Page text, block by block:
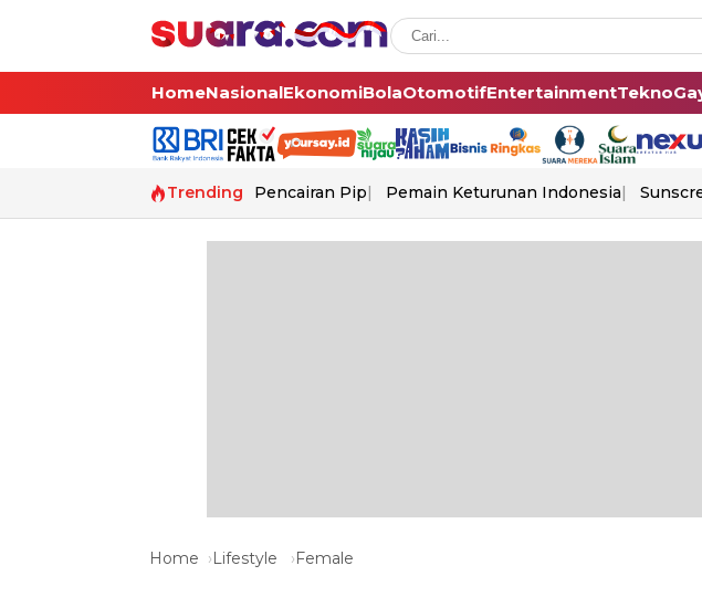
HomeNasionalEkonomiBolaOtomotifEntertainmentTekno
Trending Pencairan Pip Pemain Keturunan Indonesia
Home Lifestyle Female